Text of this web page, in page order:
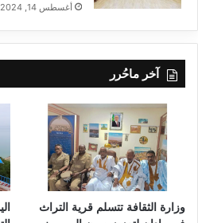
أغسطس 14, 2024
آخر ماحُرر
وزارة الثقافة تتسلم قرية التراث